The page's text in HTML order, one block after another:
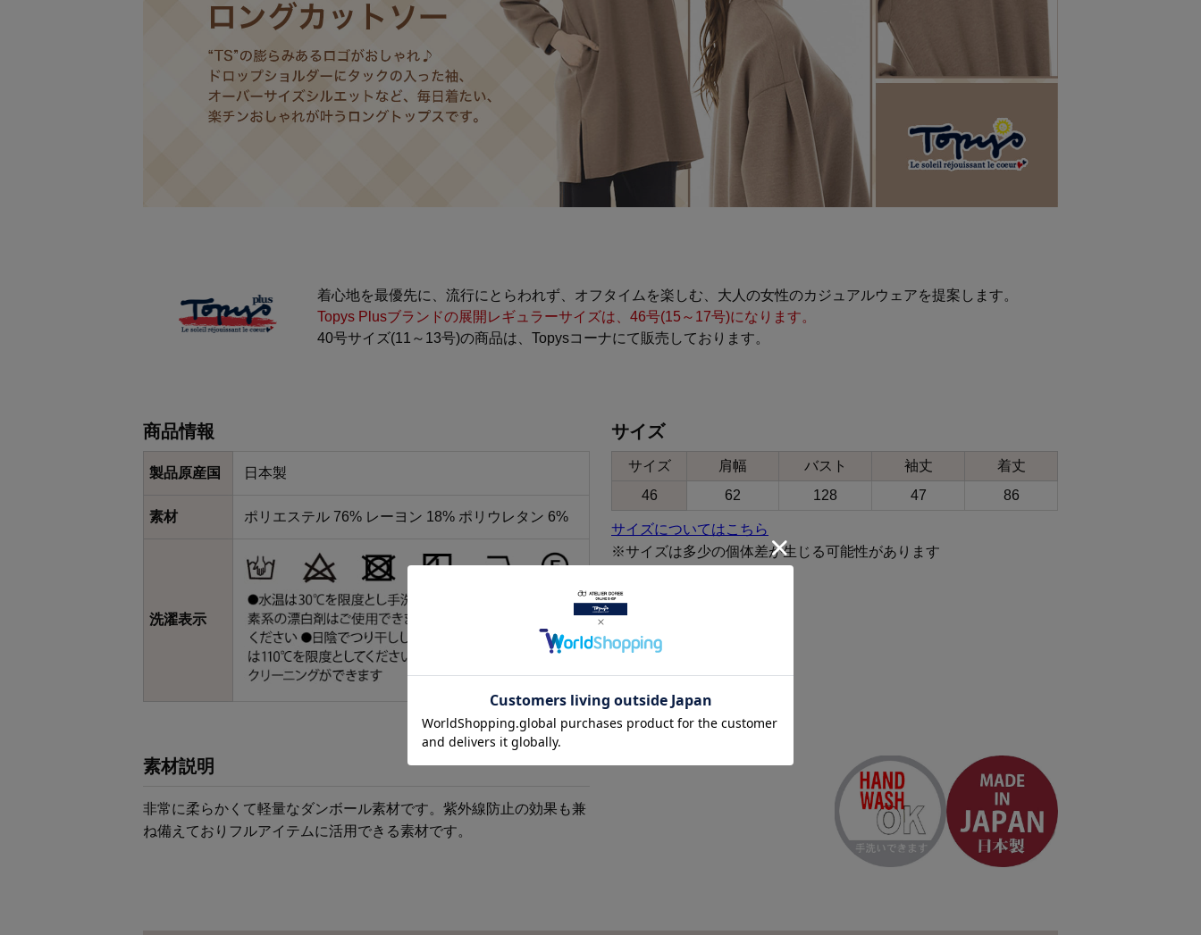
着心地を最優先に、流行にとらわれず、オフタイムを楽しむ、大人の女性のカジュアルウェアを提案します。
Topys Plusブランドの展開レギュラーサイズは、46号(15～17号)になります。
40号サイズ(11～13号)の商品は、Topysコーナにて販売しております。
商品情報
製品原産国 日本製
素材 ポリエステル 76% レーヨン 18% ポリウレタン 6%
洗濯表示
サイズ
サイズ 肩幅 バスト 袖丈
着丈
46
62 128 47 86
サイズについてはこちら
※サイズは多少の個体差が生じる可能性があります
素材説明
非常に柔らかくて軽量なダンボール素材です。紫外線防止の効果も兼
ね備えておりフルアイテムに活用できる素材です。